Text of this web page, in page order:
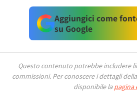
Aggiungici come
su Google
Questo contenuto potrebbe includere
commissioni. Per conoscere i dettagli
disponibile la pagina